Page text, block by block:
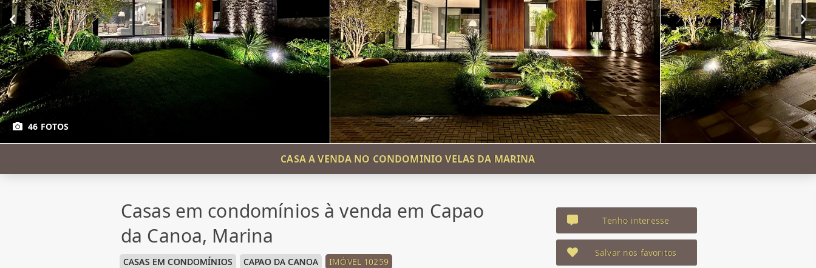
46 FOTOS
CASA A VENDA NO CONDOMINIO VELAS DA MARINA
Casas em condomínios à venda em Capao
da Canoa, Marina
CASAS EM CONDOMÍNIOS CAPAO DA CANOA IMÓVEL 10259
Tenho interesse
Salvar nos favoritos